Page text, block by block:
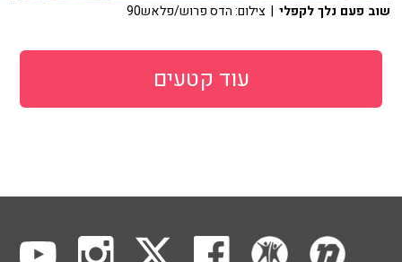
שוב פעם נלך לקפלי | צילום: הדס פרוש/פלאש90
עוד קטעים